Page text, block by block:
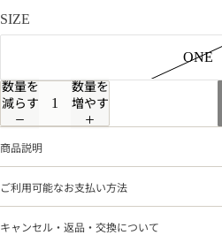
SIZE
ONE
数量を
減らす
数量を
増やす
商品説明
ご利用可能なお支払い方法
キャンセル・返品・交換について